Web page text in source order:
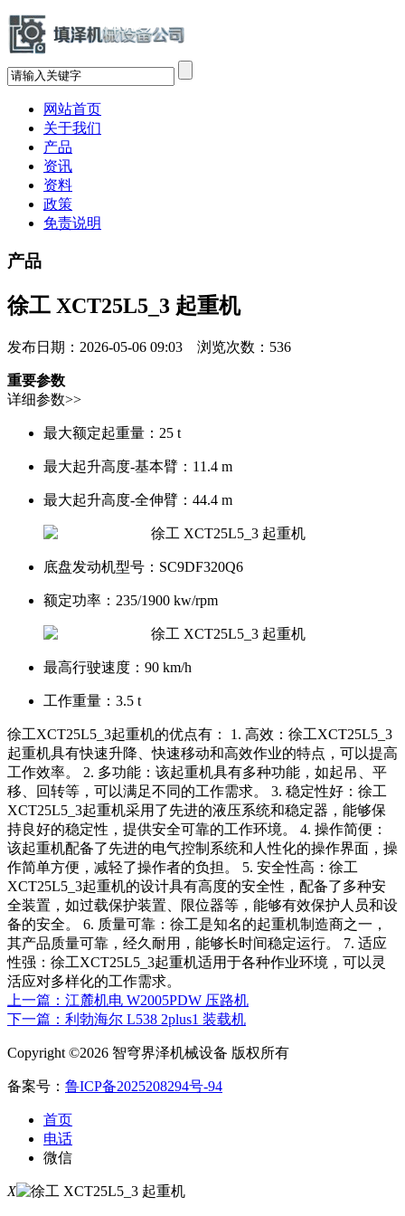
网站首页
关于我们
产品
资讯
资料
政策
免责说明
产品
徐工 XCT25L5_3 起重机
发布日期：2026-05-06 09:03 浏览次数： 536
重要参数
详细参数>>
最大额定起重量： 25 t
最大起升高度-基本臂： 11.4 m
最大起升高度-全伸臂： 44.4 m
底盘发动机型号： SC9DF320Q6
额定功率： 235/1900 kw/rpm
最高行驶速度： 90 km/h
工作重量： 3.5 t
徐工XCT25L5_3起重机的优点有： 1. 高效：徐工XCT25L5_3
起重机具有快速升降、快速移动和高效作业的特点，可以提高
工作效率。 2. 多功能：该起重机具有多种功能，如起吊、平
移、回转等，可以满足不同的工作需求。 3. 稳定性好：徐工
XCT25L5_3起重机采用了先进的液压系统和稳定器，能够保
持良好的稳定性，提供安全可靠的工作环境。 4. 操作简便：
该起重机配备了先进的电气控制系统和人性化的操作界面，操
作简单方便，减轻了操作者的负担。 5. 安全性高：徐工
XCT25L5_3起重机的设计具有高度的安全性，配备了多种安
全装置，如过载保护装置、限位器等，能够有效保护人员和设
备的安全。 6. 质量可靠：徐工是知名的起重机制造商之一，
其产品质量可靠，经久耐用，能够长时间稳定运行。 7. 适应
性强：徐工XCT25L5_3起重机适用于各种作业环境，可以灵
活应对多样化的工作需求。
上一篇：江麓机电 W2005PDW 压路机
下一篇：利勃海尔 L538 2plus1 装载机
Copyright ©2026 智穹界泽机械设备 版权所有
备案号： 鲁ICP备2025208294号-94
首页
电话
微信
X